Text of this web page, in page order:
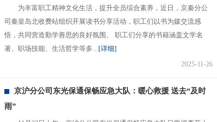
为丰富职工精神文化生活，提升全员综合素养，近日，京秦分公
司秦皇岛北收费站组织开展读书分享活动，职工们以书为媒交流感
悟，共同营造勤学善思的良好氛围。 职工们分享的书籍涵盖文学名
著、职场技能、生活哲学等多... [详细]
2025-11-26
京沪分公司东光保通保畅应急大队：暖心救援 送去“及时
雨”